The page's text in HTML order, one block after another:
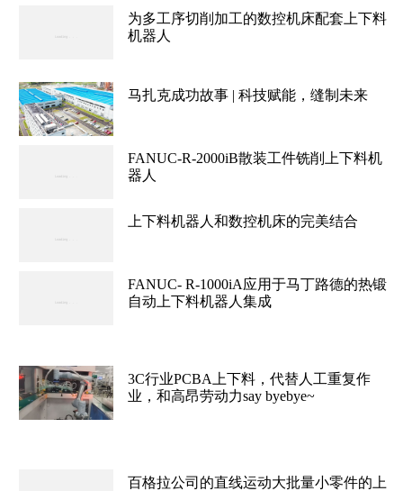
为多工序切削加工的数控机床配套上下料
机器人
马扎克成功故事 | 科技赋能，缝制未来
FANUC-R-2000iB散装工件铣削上下料机
器人
上下料机器人和数控机床的完美结合
FANUC- R-1000iA应用于马丁路德的热锻
自动上下料机器人集成
3C行业PCBA上下料，代替人工重复作
业，和高昂劳动力say byebye~
百格拉公司的直线运动大批量小零件的上